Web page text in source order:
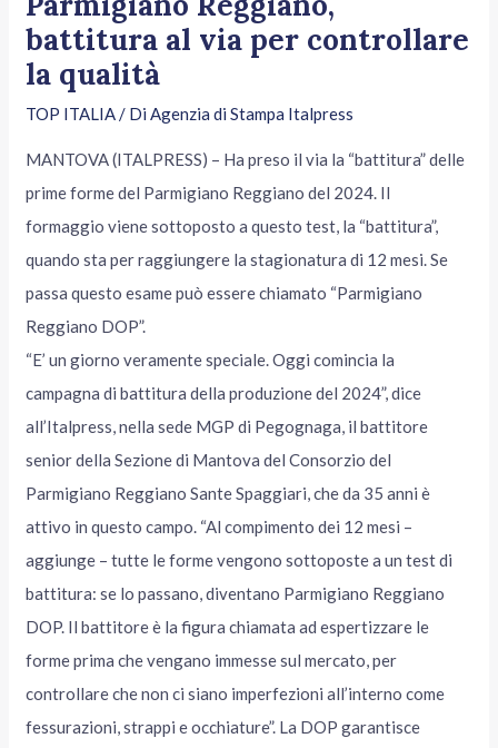
battitura al via per controllare
la qualità
TOP ITALIA/ DiAgenzia di Stampa Italpress
MANTOVA (ITALPRESS) – Ha preso il via la “battitura” delle
prime forme del Parmigiano Reggiano del 2024. Il
formaggio viene sottoposto a questo test, la “battitura”,
quando sta per raggiungere la stagionatura di 12 mesi. Se
passa questo esame può essere chiamato “Parmigiano
Reggiano DOP”.
“E’ un giorno veramente speciale. Oggi comincia la
campagna di battitura della produzione del 2024”, dice
all’Italpress, nella sede MGP di Pegognaga, il battitore
senior della Sezione di Mantova del Consorzio del
Parmigiano Reggiano Sante Spaggiari, che da 35 anni è
attivo in questo campo. “Al compimento dei 12 mesi –
aggiunge – tutte le forme vengono sottoposte a un test di
battitura: se lo passano, diventano Parmigiano Reggiano
DOP. Il battitore è la figura chiamata ad espertizzare le
forme prima che vengano immesse sul mercato, per
controllare che non ci siano imperfezioni all’interno come
fessurazioni, strappi e occhiature”. La DOP garantisce